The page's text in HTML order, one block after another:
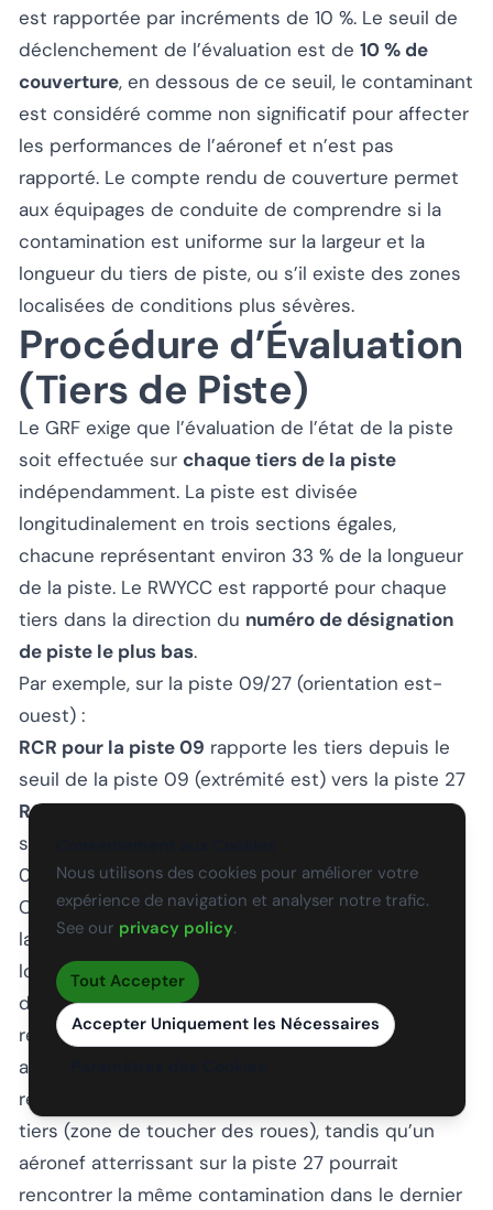
est rapportée par incréments de 10 %. Le seuil de
déclenchement de l’évaluation est de 10 % de
couverture, en dessous de ce seuil, le contaminant
est considéré comme non significatif pour affecter
les performances de l’aéronef et n’est pas
rapporté. Le compte rendu de couverture permet
aux équipages de conduite de comprendre si la
contamination est uniforme sur la largeur et la
longueur du tiers de piste, ou s’il existe des zones
localisées de conditions plus sévères.
Procédure d’Évaluation
(Tiers de Piste)
Le GRF exige que l’évaluation de l’état de la piste
soit effectuée sur chaque tiers de la piste
indépendamment. La piste est divisée
longitudinalement en trois sections égales,
chacune représentant environ 33 % de la longueur
de la piste. Le RWYCC est rapporté pour chaque
tiers dans la direction du numéro de désignation
de piste le plus bas.
Par exemple, sur la piste 09/27 (orientation est-
ouest) :
RCR pour la piste 09 rapporte les tiers depuis le
seuil de la piste 09 (extrémité est) vers la piste 27
RCR pour la piste 27rapporte les tiers depuis le
seuil de la piste 27 (extrémité ouest) vers la piste
09
Ce compte rendu bidirectionnel est essentiel car
la contamination est rarement uniforme sur la
longueur de la piste. Les aéronefs atterrissant
depuis des directions opposées rencontrent des
répartitions de contaminants différentes. Un
aéronef atterrissant sur la piste 09 pourrait
rencontrer la pire contamination dans le premier
tiers (zone de toucher des roues), tandis qu’un
aéronef atterrissant sur la piste 27 pourrait
rencontrer la même contamination dans le dernier
Nous utilisons des cookies pour améliorer votre
expérience de navigation et analyser notre trafic.
See our privacy policy.
Tout Accepter
Accepter Uniquement les Nécessaires